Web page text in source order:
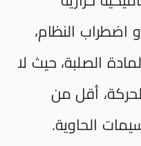
النظام،
الصلبة، حيث لا
أقل من
الحاوية.